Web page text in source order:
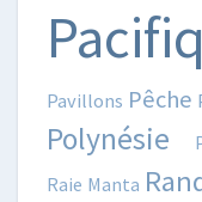
Pavillons Pêche
Polynésie
Raie Manta